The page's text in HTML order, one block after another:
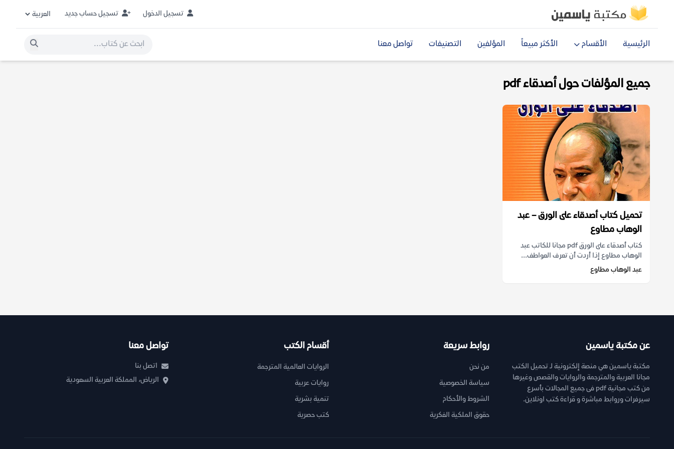
تسجيل الدخول تسجيل حساب جديد
الرئيسية الأقسام الأكثر مبيعاً المؤلفين التصنيفات تواصل معنا
جميع المؤلفات حول أصدقاء pdf
تحميل كتاب أصدقاء على الورق – عبد
الوهاب مطاوع
كتاب أصدقاء على الورق pdf مجانا للكاتب عبد
الوهاب مطاوع إذا أردت أن تعرف العواطف...
عبد الوهاب مطاوع
عن مكتبة ياسمين
مكتبة ياسمين هي منصة إلكترونية لـ تحميل الكتب
مجانا العربية والمترجمة والروايات والقصص وغيرها
من كتب مجانية pdf فى جميع المجالات بأسرع
سيرفرات وروابط مباشرة و قراءة كتب اونلاين.
روابط سريعة
من نحن
سياسة الخصوصية
الشروط والأحكام
حقوق الملكية الفكرية
أقسام الكتب
الروايات العالمية المترجمة
روايات عربية
تنمية بشرية
كتب حصرية
تواصل معنا
اتصل بنا
الرياض، المملكة العربية السعودية